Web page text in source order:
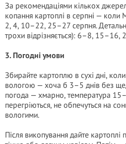
За рекомендаціями кількох
копання картоплі в серпні — коли
2, 4, 10–22, 25–27 серпня.
трохи відрізняється): 6–8, 15–16,
3. Погодні умови
Збирайте картоплю в сухі дні,
вологою — хоча б 3–5 днів без
погода — хмарно, температура
перегріються, не обпечуться на
вологими.
Після викопування дайте картоплі